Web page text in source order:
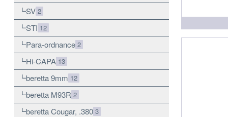
SV 2
STI 12
Para-ordnance 2
Hi-CAPA 13
beretta 9mm 12
beretta M93R 2
beretta Cougar, .380 3